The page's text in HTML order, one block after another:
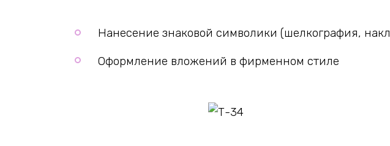
Нанесение знаковой символики (шелкография,
Оформление вложений в фирменном стиле